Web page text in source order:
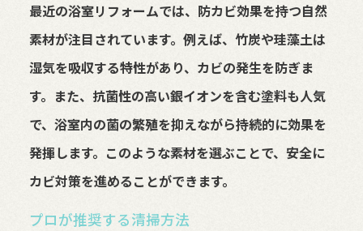
最近の浴室リフォームでは、防カビ効果を持つ自然
素材が注目されています。例えば、竹炭や珪藻土は
湿気を吸収する特性があり、カビの発生を防ぎま
す。また、抗菌性の高い銀イオンを含む塗料も人気
で、浴室内の菌の繁殖を抑えながら持続的に効果を
発揮します。このような素材を選ぶことで、安全に
カビ対策を進めることができます。
プロが推奨する清掃方法